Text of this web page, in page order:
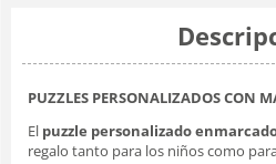
PUZZLES PERSONALIZADOS CON
El puzzle personalizado
regalo tanto para los niños como